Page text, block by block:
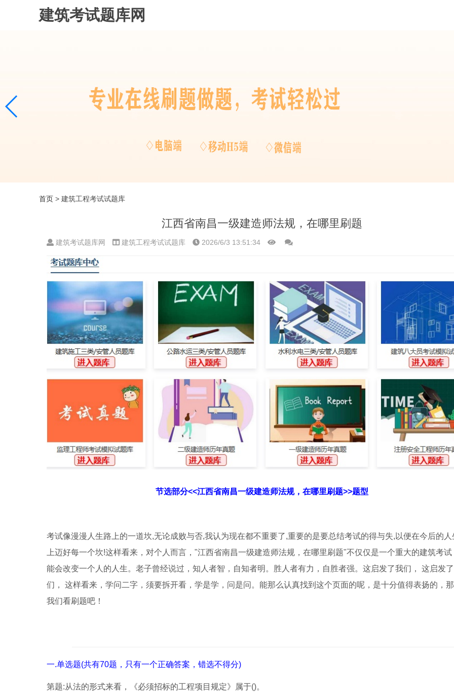
建筑考试题库网
首页 > 建筑工程考试试题库
江西省南昌一级建造师法规，在哪里刷题
建筑考试题库网 建筑工程考试试题库 2026/6/3 13:51:34
节选部分<<江西省南昌一级建造师法规，在哪里刷题>>题型
考试像漫漫人生路上的一道坎,无论成败与否,我认为现在都不重要了,重要的是要总结考试的得与失,以便在今后的人
上迈好每一个坎!这样看来，对个人而言，"江西省南昌一级建造师法规，在哪里刷题"不仅仅是一个重大的建筑考
能会改变一个人的人生。老子曾经说过，知人者智，自知者明。胜人者有力，自胜者强。这启发了我们， 这启发
们， 这样看来，学问二字，须要拆开看，学是学，问是问。能那么认真找到这个页面的呢，是十分值得表扬的，
我们看刷题吧！
一.单选题(共有70题，只有一个正确答案，错选不得分)
第题:从法的形式来看，《必须招标的工程项目规定》属于()。